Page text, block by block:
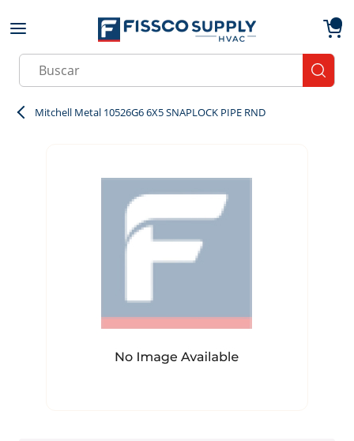
Skip to main content
Site Search
Mitchell Metal 10526G6 6X5 SNAPLOCK PIPE RND